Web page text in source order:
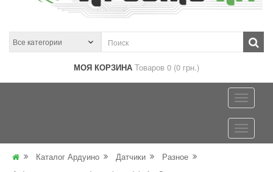
МОЯ КОРЗИНА Товаров 0 (0 грн.)
Каталог Ардуино Датчики
Разное